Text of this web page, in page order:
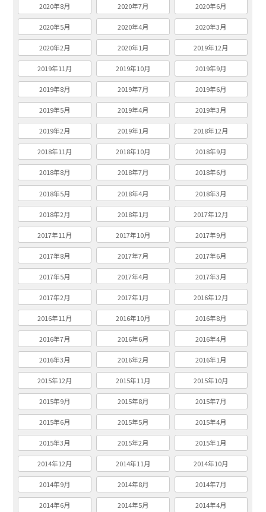
2020年8月 2020年7月 2020年6月
2020年5月 2020年4月 2020年3月
2020年2月 2020年1月 2019年12月
2019年11月 2019年10月 2019年9月
2019年8月 2019年7月 2019年6月
2019年5月 2019年4月 2019年3月
2019年2月 2019年1月 2018年12月
2018年11月 2018年10月 2018年9月
2018年8月 2018年7月 2018年6月
2018年5月 2018年4月 2018年3月
2018年2月 2018年1月 2017年12月
2017年11月 2017年10月 2017年9月
2017年8月 2017年7月 2017年6月
2017年5月 2017年4月 2017年3月
2017年2月 2017年1月 2016年12月
2016年11月 2016年10月 2016年8月
2016年7月 2016年6月 2016年4月
2016年3月 2016年2月 2016年1月
2015年12月 2015年11月 2015年10月
2015年9月 2015年8月 2015年7月
2015年6月 2015年5月 2015年4月
2015年3月 2015年2月 2015年1月
2014年12月 2014年11月 2014年10月
2014年9月 2014年8月 2014年7月
2014年6月 2014年5月 2014年4月